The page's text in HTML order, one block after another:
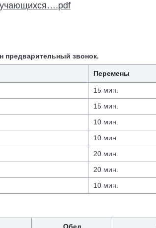
предварительный звонок.
Перемены
15 мин.
15 мин.
10 мин.
10 мин.
20 мин.
20 мин.
10 мин.